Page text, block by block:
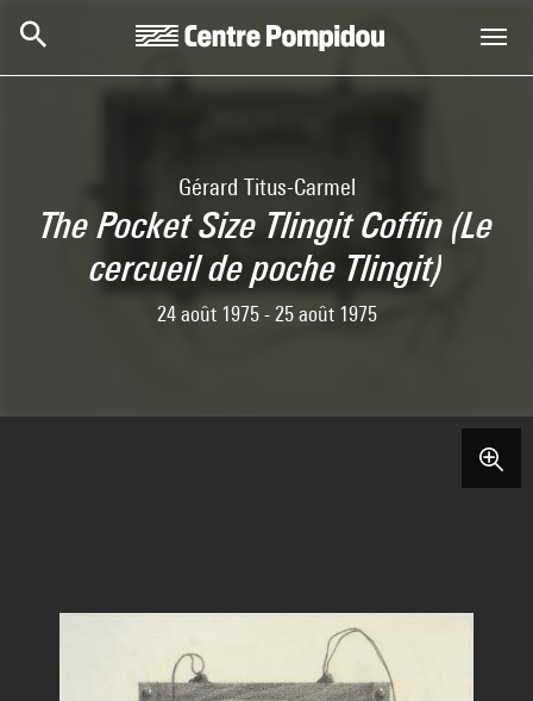
Gérard Titus-Carmel
The Pocket Size Tlingit Coffin (Le
cercueil de poche Tlingit)
24 août 1975 - 25 août 1975